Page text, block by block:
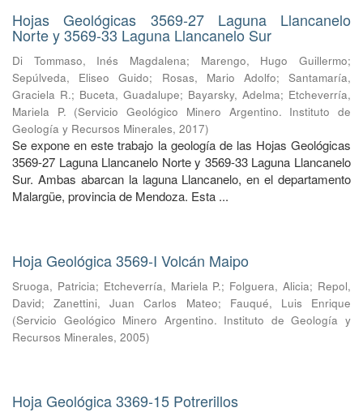
Hojas Geológicas 3569-27 Laguna Llancanelo
Norte y 3569-33 Laguna Llancanelo Sur
Di Tommaso, Inés Magdalena; Marengo, Hugo Guillermo;
Sepúlveda, Eliseo Guido; Rosas, Mario Adolfo;Santamaría,
Graciela R.; Buceta, Guadalupe; Bayarsky, Adelma; Etcheverría,
Mariela P. (Servicio Geológico Minero Argentino. Instituto de
Geología y Recursos Minerales, 2017)
Se expone en este trabajo la geología de las Hojas Geológicas
3569-27 Laguna Llancanelo Norte y 3569-33 Laguna Llancanelo
Sur. Ambas abarcan la laguna Llancanelo, en el departamento
Malargüe, provincia de Mendoza. Esta ...
Hoja Geológica 3569-I Volcán Maipo
Sruoga, Patricia; Etcheverría, Mariela P.; Folguera, Alicia; Repol,
David;Zanettini, Juan Carlos Mateo; Fauqué, Luis Enrique
(Servicio Geológico Minero Argentino. Instituto de Geología y
Recursos Minerales, 2005)
Hoja Geológica 3369-15 Potrerillos